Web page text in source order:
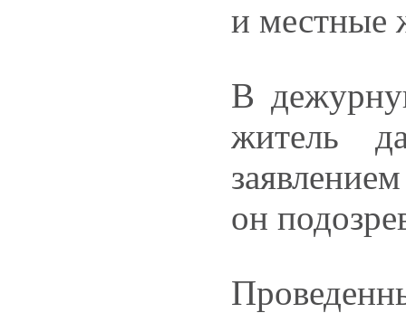
и местные
В
житель
он